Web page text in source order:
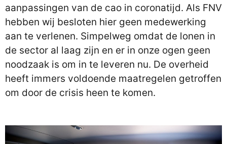
aanpassingen van de cao in coronatijd. Als FNV
hebben wij besloten hier geen medewerking
aan te verlenen. Simpelweg omdat de lonen in
de sector al laag zijn en er in onze ogen geen
noodzaak is om in te leveren nu. De overheid
heeft immers voldoende maatregelen getroffen
om door de crisis heen te komen.